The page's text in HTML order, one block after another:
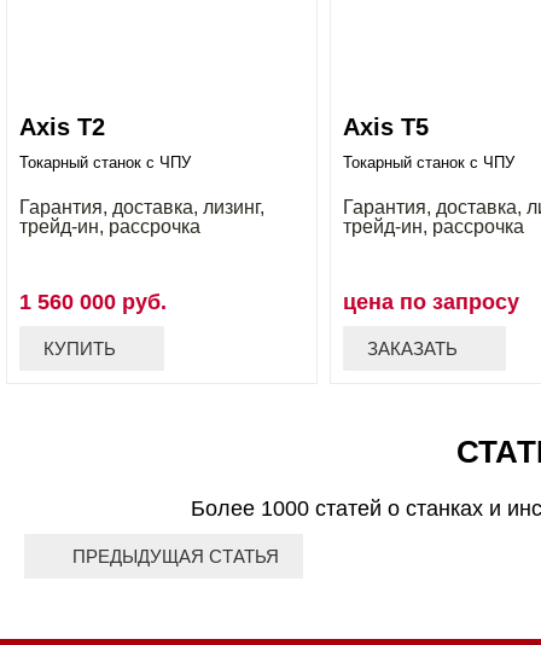
Axis T2
Гарантия, доставка, лизинг,
трейд-ин, рассрочка
Токарный станок с ЧПУ
1 560 000 руб.
КУПИТЬ
Axis T5
Гарантия, доставка,
трейд-ин, рассрочка
Токарный станок с ЧПУ
цена по запросу
ЗАКАЗАТЬ
Более 1000 статей о станках и
ПРЕДЫДУЩАЯ СТАТЬЯ